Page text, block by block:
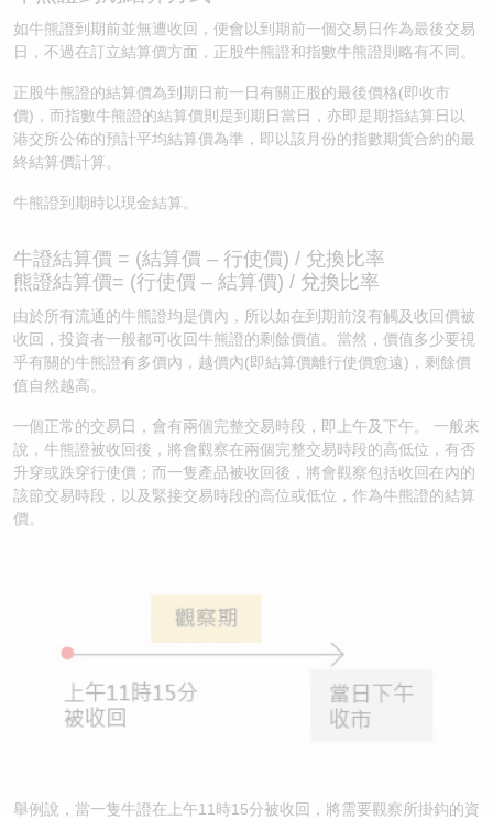
如牛熊證到期前並無遭收回，便會以到期前一個交易日作為最後交易
日，不過在訂立結算價方面，正股牛熊證和指數牛熊證則略有不同。
正股牛熊證的結算價為到期日前一日有關正股的最後價格(即收市
價)，而指數牛熊證的結算價則是到期日當日，亦即是期指結算日以
港交所公佈的預計平均結算價為準，即以該月份的指數期貨合約的最
終結算價計算。
牛熊證到期時以現金結算。
牛證結算價 = (結算價 – 行使價) / 兌換比率
熊證結算價= (行使價 – 結算價) / 兌換比率
由於所有流通的牛熊證均是價內，所以如在到期前沒有觸及收回價被
收回，投資者一般都可收回牛熊證的剩餘價值。當然，價值多少要視
乎有關的牛熊證有多價內，越價內(即結算價離行使價愈遠)，剩餘價
值自然越高。
一個正常的交易日，會有兩個完整交易時段，即上午及下午。 一般來
說，牛熊證被收回後，將會觀察在兩個完整交易時段的高低位，有否
升穿或跌穿行使價；而一隻產品被收回後，將會觀察包括收回在內的
該節交易時段，以及緊接交易時段的高位或低位，作為牛熊證的結算
價。
舉例說，當一隻牛證在上午11時15分被收回，將需要觀察所掛鈎的資